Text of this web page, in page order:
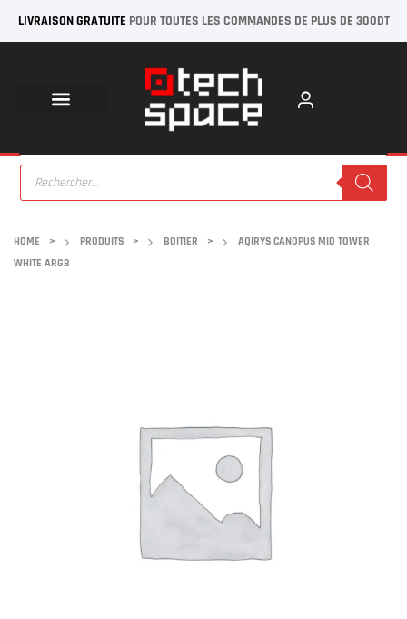
LIVRAISON GRATUITE POUR TOUTES LES COMMANDES DE PLUS DE 300DT
HOME > PRODUITS > BOITIER >
AQIRYS CANOPUS MID TOWER
WHITE ARGB